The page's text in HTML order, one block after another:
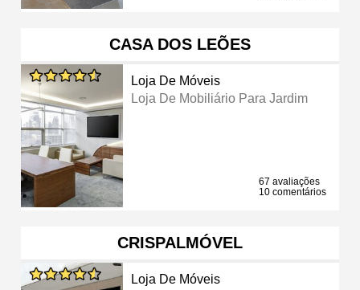
CASA DOS LEÕES
Loja De Móveis
Loja De Mobiliário Para Jardim
67 avaliações
10 comentários
CRISPALMÓVEL
Loja De Móveis